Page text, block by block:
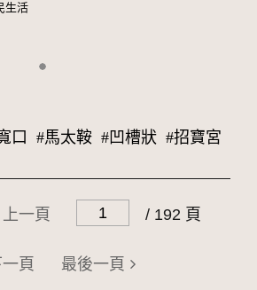
生活
口 #馬太鞍 #凹槽狀 #招寶宮
上一頁 / 192 頁
一頁 最後一頁